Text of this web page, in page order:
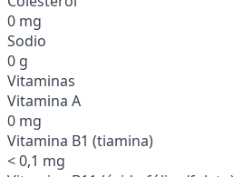
0 mg
Sodio
0 g
Vitaminas
Vitamina A
0 mg
Vitamina B1 (tiamina)
< 0,1 mg